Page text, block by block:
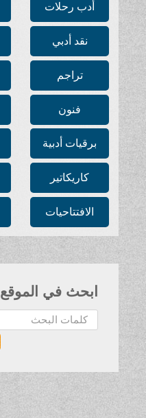
أدب رحلات
نقد أدبي
تراجم
فنون
برقيات أدبية
كاريكاتير
الافتتاحيات
ابحث في الموقع
البحث...